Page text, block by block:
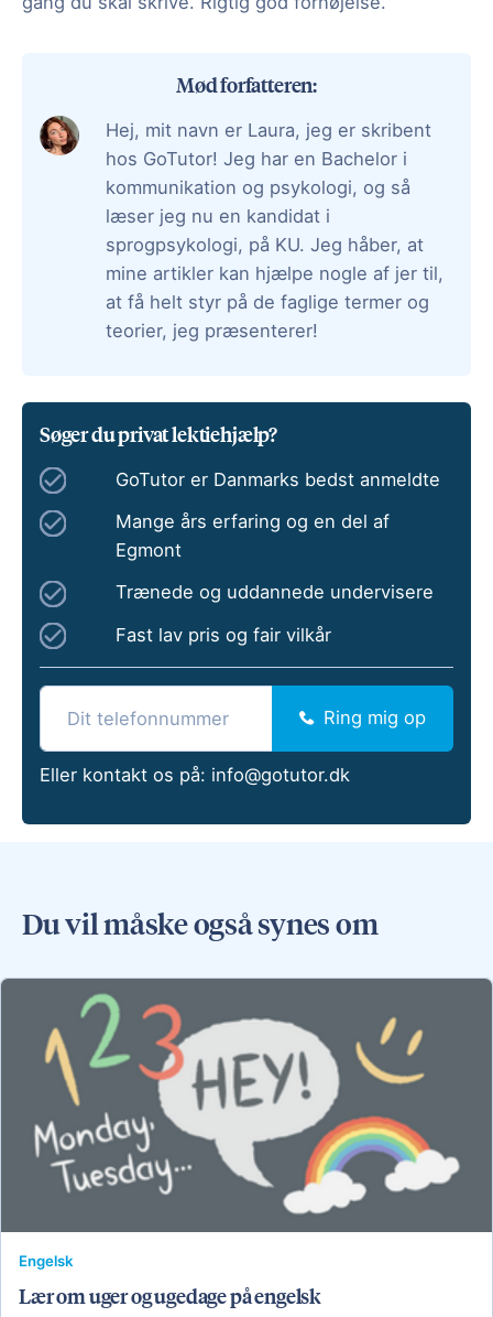
Mød forfatteren:
Hej, mit navn er Laura, jeg er skribent
hos GoTutor! Jeg har en Bachelor i
kommunikation og psykologi, og så
læser jeg nu en kandidat i
sprogpsykologi, på KU. Jeg håber, at
mine artikler kan hjælpe nogle af jer til,
at få helt styr på de faglige termer og
teorier, jeg præsenterer!
Søger du privat lektiehjælp?
GoTutor er Danmarks bedst anmeldte
Mange års erfaring og en del af
Egmont
Trænede og uddannede undervisere
Fast lav pris og fair vilkår
Ring mig op
Eller kontakt os på: info@gotutor.dk
Du vil måske også synes om
Engelsk
Lær om uger og ugedage på engelsk